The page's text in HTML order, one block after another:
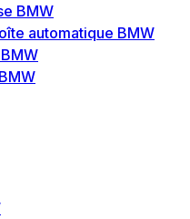
BMW
automatique BMW